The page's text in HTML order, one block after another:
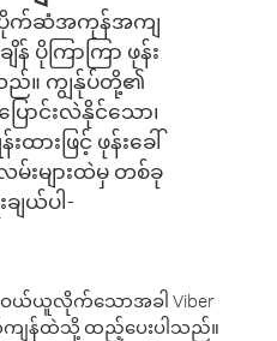
ပိုက်ဆံအကုန်အကျ
န် ပိုကြာကြာ ဖုန်း
သည်။ ကျွန်ုပ်တို့၏
ာင်းလဲနိုင်သော၊
းဖြင့် ဖုန်းခေါ်
းများထဲမှ တစ်ခု
ျယ်ပါ-
ယ်ယူလိုက်သောအခါ Viber
ျန်ထဲသို့ ထည့်ပေးပါသည်။